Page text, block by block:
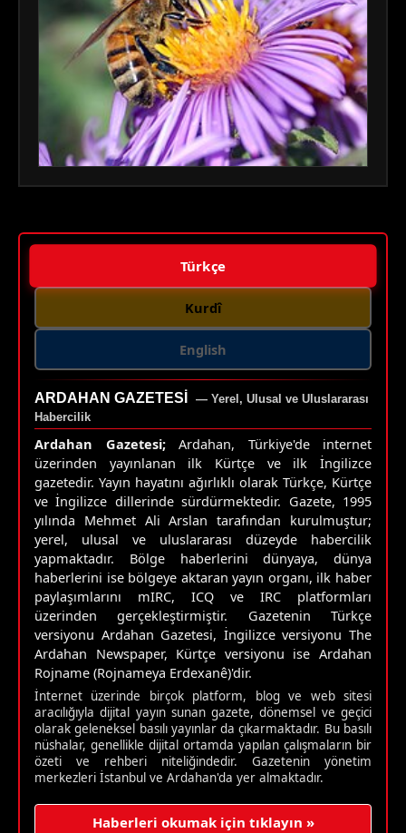
Türkçe
Kurdî
English
ARDAHAN GAZETESI
— Yerel, Ulusal ve Uluslararası
Habercilik
Ardahan Gazetesi;Ardahan, Türkiye'de internet
üzerinden yayınlanan ilk Kürtçe ve ilk İngilizce
gazetedir. Yayın hayatını ağırlıklı olarak Türkçe, Kürtçe
ve İngilizce dillerinde sürdürmektedir. Gazete, 1995
yılında Mehmet Ali Arslan tarafından kurulmuştur;
yerel, ulusal ve uluslararası düzeyde habercilik
yapmaktadır. Bölge haberlerini dünyaya, dünya
haberlerini ise bölgeye aktaran yayın organı, ilk haber
paylaşımlarını mIRC, ICQ ve IRC platformları
üzerinden gerçekleştirmiştir. Gazetenin Türkçe
versiyonu Ardahan Gazetesi, İngilizce versiyonu The
Ardahan Newspaper, Kürtçe versiyonu ise Ardahan
Rojname (Rojnameya Erdexanê)'dir.
İnternet üzerinde birçok platform, blog ve web sitesi
aracılığıyla dijital yayın sunan gazete, dönemsel ve geçici
olarak geleneksel basılı yayınlar da çıkarmaktadır. Bu basılı
nüshalar, genellikle dijital ortamda yapılan çalışmaların bir
özeti ve rehberi niteliğindedir. Gazetenin yönetim
merkezleri İstanbul ve Ardahan'da yer almaktadır.
Haberleri okumak için tıklayın »